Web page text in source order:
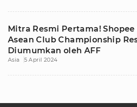
Mitra Resmi Pertama! Shopee
Asean Club Championship
Diumumkan oleh AFF
Asia 5 April 2024